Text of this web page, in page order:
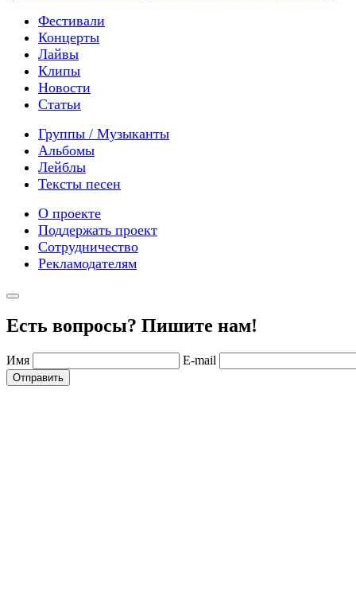
Фестивали
Концерты
Лайвы
Клипы
Новости
Статьи
Группы / Музыканты
Альбомы
Лейблы
Тексты песен
О проекте
Поддержать проект
Сотрудничество
Рекламодателям
Есть вопросы? Пишите нам!
Имя E-mail